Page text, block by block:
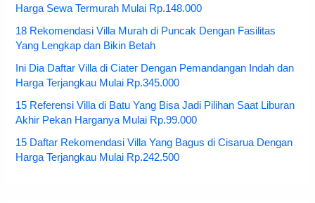
Harga Sewa Termurah Mulai Rp.148.000
18 Rekomendasi Villa Murah di Puncak Dengan Fasilitas
Yang Lengkap dan Bikin Betah
Ini Dia Daftar Villa di Ciater Dengan Pemandangan Indah dan
Harga Terjangkau Mulai Rp.345.000
15 Referensi Villa di Batu Yang Bisa Jadi Pilihan Saat Liburan
Akhir Pekan Harganya Mulai Rp.99.000
15 Daftar Rekomendasi Villa Yang Bagus di Cisarua Dengan
Harga Terjangkau Mulai Rp.242.500